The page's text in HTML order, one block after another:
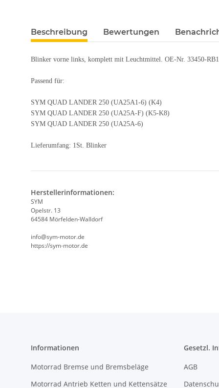
Beschreibung Bewertungen
Blinker vorne links, komplett mit Leuchtmittel. OE-Nr. 33450-
Passend für:
SYM QUAD LANDER 250 (UA25A1-6) (K4)
SYM QUAD LANDER 250 (UA25A-F) (K5-K8)
SYM QUAD LANDER 250 (UA25A-6)
Lieferumfang: 1St. Blinker
Herstellerinformationen:
SYM
Opelstr. 13
64584 Mörfelden-Walldorf
info@sym-motor.de
https://sym-motor.de
Informationen
Motorrad Bremse und Bremsbeläge
Motorrad Antrieb Ketten und Kettensätze
Gesetzl.
AGB